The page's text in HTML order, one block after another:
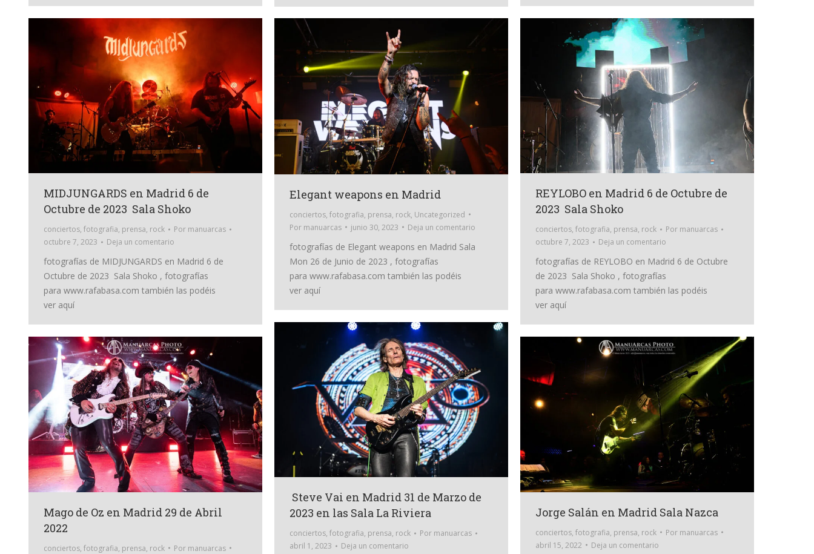
MIDJUNGARDS en Madrid 6 de
Octubre de 2023 Sala Shoko
conciertos, fotografia, prensa, rock Por manuarcas
octubre 7, 2023
Deja un comentario
fotografías de MIDJUNGARDS en Madrid 6 de
Octubre de 2023 Sala Shoko , fotografías
para www.rafabasa.com también las podéis
ver aquí
REYLOBO en Madrid 6 de Octubre de
2023 Sala Shoko
conciertos, fotografia, prensa, rock Por manuarcas
octubre 7, 2023
Deja un comentario
fotografías de REYLOBO en Madrid 6 de Octubre
de 2023 Sala Shoko , fotografías
para www.rafabasa.com también las podéis
ver aquí
Elegant weapons en Madrid
conciertos, fotografia, prensa, rock, Uncategorized
Por manuarcas junio 30, 2023 Deja un comentario
fotografías de Elegant weapons en Madrid Sala
Mon 26 de Junio de 2023 , fotografías
para www.rafabasa.com también las podéis
ver aquí
Steve Vai en Madrid 31 de Marzo de
2023 en las Sala La Riviera
conciertos, fotografia, prensa, rock Por manuarcas
abril 1, 2023
Deja un comentario
Mago de Oz en Madrid 29 de Abril
2022
conciertos, fotografia, prensa, rock Por manuarcas
Jorge Salán en Madrid Sala Nazca
conciertos, fotografia, prensa, rock Por manuarcas
abril 15, 2022
Deja un comentario